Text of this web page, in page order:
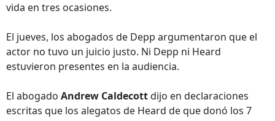
vida en tres ocasiones.
El jueves, los abogados de Depp argumentaron que el
actor no tuvo un juicio justo. Ni Depp ni Heard
estuvieron presentes en la audiencia.
El abogado Andrew Caldecottdijo en declaraciones
escritas que los alegatos de Heard de que donó los 7